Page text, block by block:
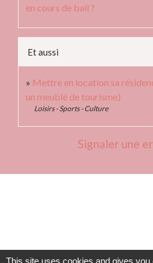
en cours de bail ?
Et aussi
Mettre en location sa
un meublé de tourisme)
Loisirs - Sports - Culture
Signaler une
62 rue des
This site uses cookies and gives